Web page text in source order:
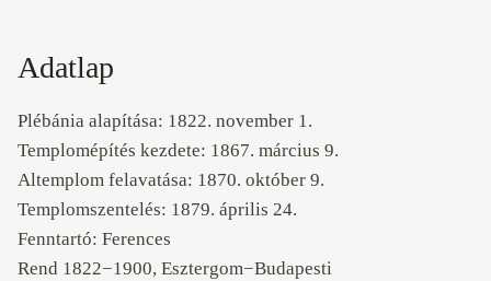
Adatlap
Plébánia alapítása: 1822. november 1.
Templomépítés kezdete: 1867. március 9.
Altemplom felavatása: 1870. október 9.
Templomszentelés: 1879. április 24.
Fenntartó: Ferences
Rend 1822−1900, Esztergom−Budapesti